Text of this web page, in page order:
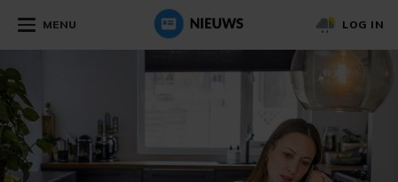
MENU LOG IN